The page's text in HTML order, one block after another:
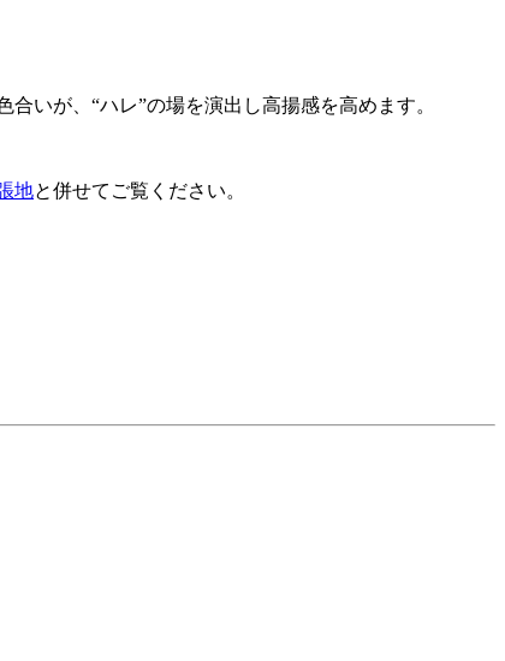
いが、“ハレ”の場を演出し高揚感を高めます。
地と併せてご覧ください。